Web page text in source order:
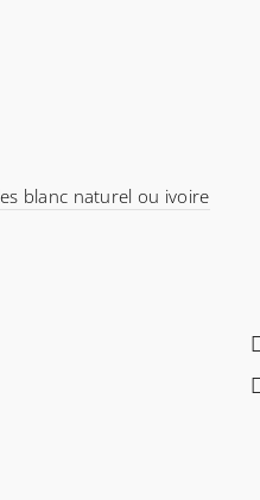
blanc naturel ou ivoire